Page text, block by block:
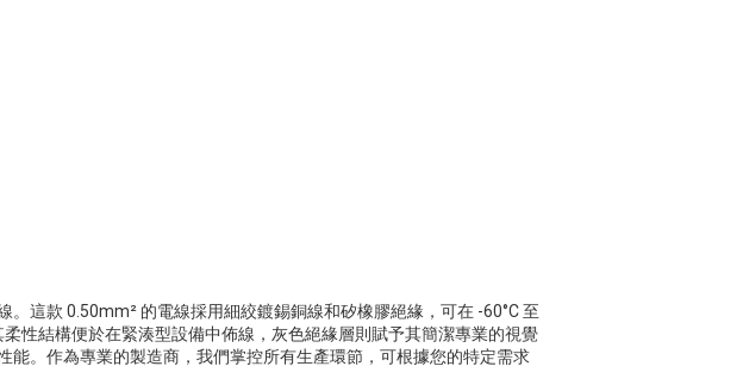
這款 0.50mm² 的電線採用細絞鍍錫銅線和矽橡膠絕緣，可在 -60°C 至
性結構便於在緊湊型設備中佈線，灰色絕緣層則賦予其簡潔專業的視覺
能。作為專業的製造商，我們掌控所有生產環節，可根據您的特定需求